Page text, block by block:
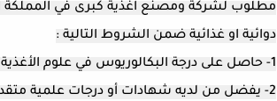
مطلوب لشركة ومصنع اغذية كبرى في المملكة
دوائية او غذائية ضمن الشروط التالية :
1- حاصل على درجة البكالوريوس في علوم الأغذية أو علم الأحياء الدقيقة أو الكيمياء أو مجال ذي صلة
2- يفضل من لديه شهادات أو درجات علمية متقدمة في سلامة الأغذية أو إدارة المختبرات أو أي تخصص ذي صلة.